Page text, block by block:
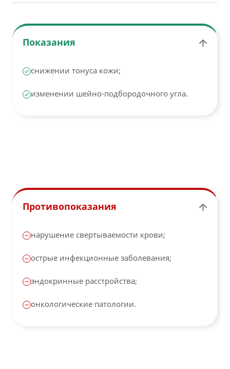
Показания
снижении тонуса кожи;
изменении шейно-подбородочного угла.
Противопоказания
нарушение свертываемости крови;
острые инфекционные заболевания;
эндокринные расстройства;
онкологические патологии.